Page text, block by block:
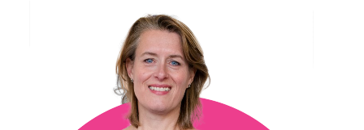
a.kist@vgct.nl
0302303757